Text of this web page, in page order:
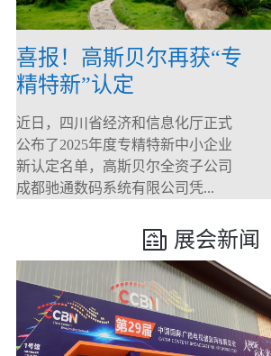
喜报！高斯贝尔再获“专
精特新”认定
近日，四川省经济和信息化厅正式
公布了2025年度专精特新中小企业
新认定名单，高斯贝尔全资子公司
成都驰通数码系统有限公司凭...
展会新闻